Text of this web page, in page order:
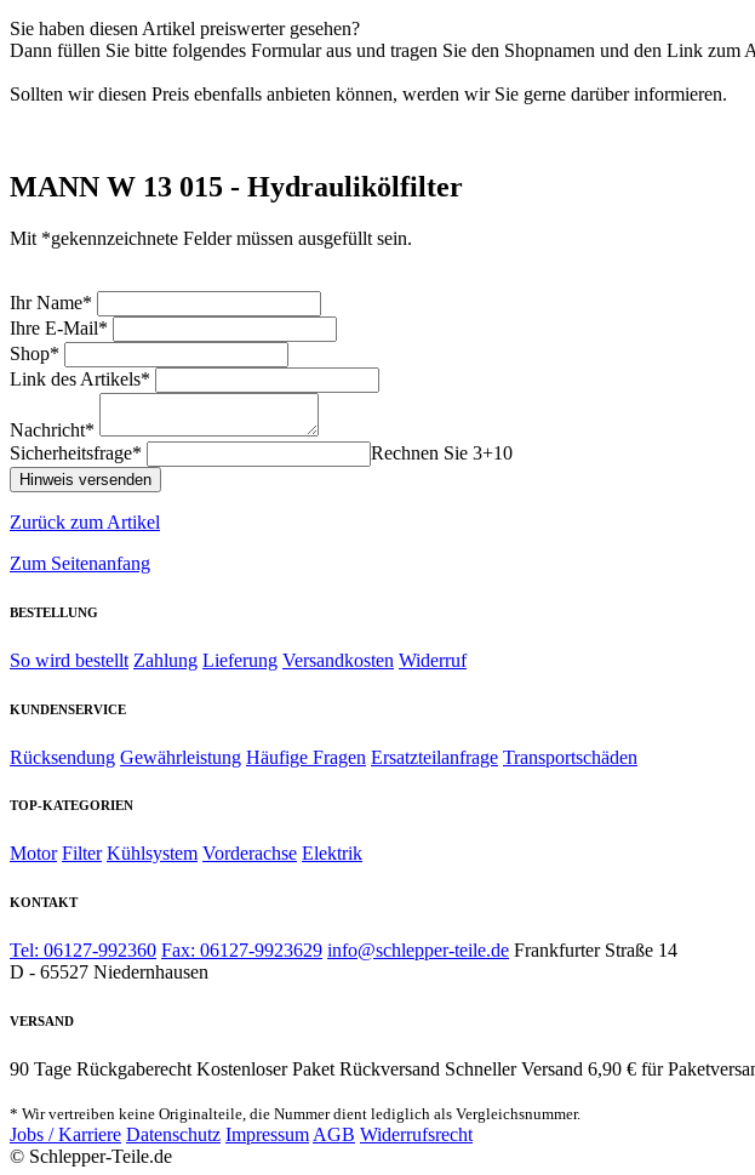
Sie haben diesen Artikel preiswerter gesehen?
Dann füllen Sie bitte folgendes Formular aus und tragen Sie den Shopnamen und den Link zum
Sollten wir diesen Preis ebenfalls anbieten können, werden wir Sie gerne darüber informieren.
MANN W 13 015 - Hydraulikölfilter
Mit *gekennzeichnete Felder müssen ausgefüllt sein.
Ihr Name*
Ihre E-Mail*
Shop*
Link des Artikels*
Nachricht*
Sicherheitsfrage*
Rechnen Sie 3+10
Zurück zum Artikel
Zum Seitenanfang
BESTELLUNG
So wird bestellt Zahlung Lieferung Versandkosten Widerruf
KUNDENSERVICE
Rücksendung Gewährleistung Häufige Fragen Ersatzteilanfrage Transportschäden
TOP-KATEGORIEN
Motor Filter Kühlsystem Vorderachse Elektrik
KONTAKT
Tel: 06127-992360 Fax: 06127-9923629 info@schlepper-teile.de Frankfurter Straße 14
D - 65527 Niedernhausen
VERSAND
90 Tage Rückgaberecht Kostenloser Paket Rückversand Schneller Versand 6,90 € für
* Wir vertreiben keine Originalteile, die Nummer dient lediglich als Vergleichsnummer.
Jobs / Karriere Datenschutz Impressum AGB Widerrufsrecht
© Schlepper-Teile.de